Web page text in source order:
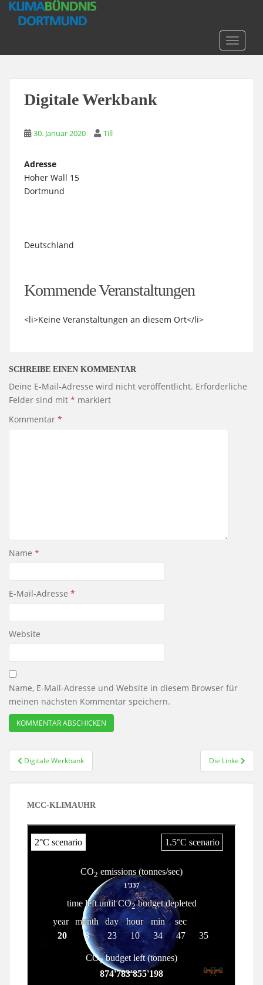
Digitale Werkbank
30. Januar 2020 Till
Adresse
Hoher Wall 15
Dortmund
Deutschland
Kommende Veranstaltungen
<li>Keine Veranstaltungen an diesem Ort</li>
SCHREIBE EINEN KOMMENTAR
Deine E-Mail-Adresse wird nicht veröffentlicht. Erforderliche
Felder sind mit * markiert
Kommentar *
Name *
E-Mail-Adresse *
Website
Name, E-Mail-Adresse und Website in diesem Browser für
meinen nächsten Kommentar speichern.
Beitragsnavigation
Digitale Werkbank Die Linke
MCC-KLIMAUHR